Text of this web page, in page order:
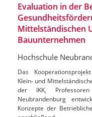
Evaluation in der
Mittelständischen
Bauunternehmen
Hochschule
Das
Klein- und
der IKK,
Neubrandenburg
Konzepte der